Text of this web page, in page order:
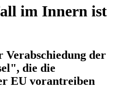
im Innern ist
der
die die
EU vorantreiben